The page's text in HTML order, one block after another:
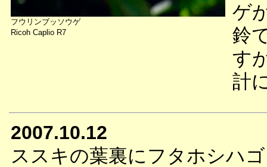
フウリンブッソウゲ
Ricoh Caplio R7
ゲ
鈴
す
計
2007.10.12
ススキの葉裏にフタホシハゴ